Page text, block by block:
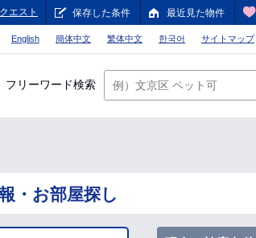
エスト 保存した条件 最近見た物件
English 簡体中文 繁体中文 한국어 サイトマップ
フリーワード検索
・お部屋探し